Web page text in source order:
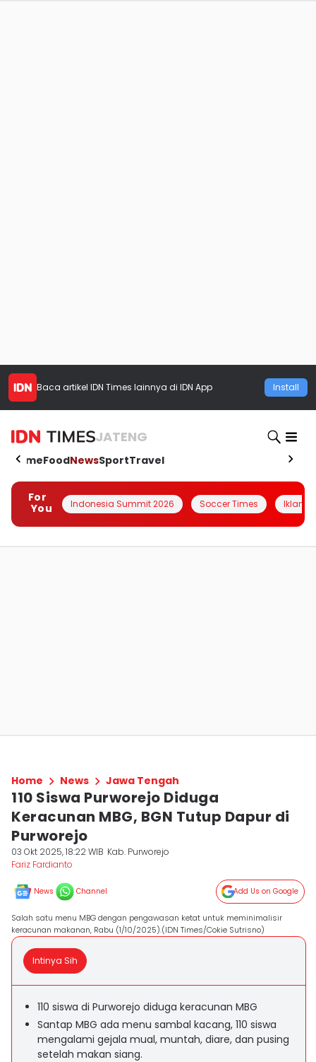
Baca artikel IDN Times lainnya di IDN App Install
JATENG
HomeFoodNewsSportTravel
For
You
Indonesia Summit 2026 Soccer Times Iklanin
Home News Jawa Tengah
110 Siswa Purworejo Diduga
Keracunan MBG, BGN Tutup Dapur di
Purworejo
03 Okt 2025, 18:22 WIB Kab. Purworejo
Fariz Fardianto
News Channel Add Us on Google
Salah satu menu MBG dengan pengawasan ketat untuk meminimalisir
keracunan makanan, Rabu (1/10/2025).(IDN Times/Cokie Sutrisno)
Intinya Sih
110 siswa di Purworejo diduga keracunan MBG
Santap MBG ada menu sambal kacang, 110 siswa
mengalami gejala mual, muntah, diare, dan pusing
setelah makan siang.